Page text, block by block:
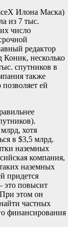
Илона Маска)
из 7 тыс.
число
редактор
несколько
спутников в
также
позволяет ей
хотя
в $3,5 млрд.
наземных
компания,
наземных
придется
это повысит
этом он
частных
финансирования